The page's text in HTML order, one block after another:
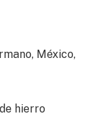
México,
hierro